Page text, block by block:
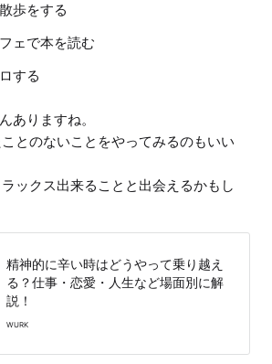
歩をする
ェで本を読む
する
ありますね。
とのないことをやってみるのもいい
ックス出来ることと出会えるかもし
精神的に辛い時はどうやって乗り越え
る？仕事・恋愛・人生など場面別に解
説！
WURK